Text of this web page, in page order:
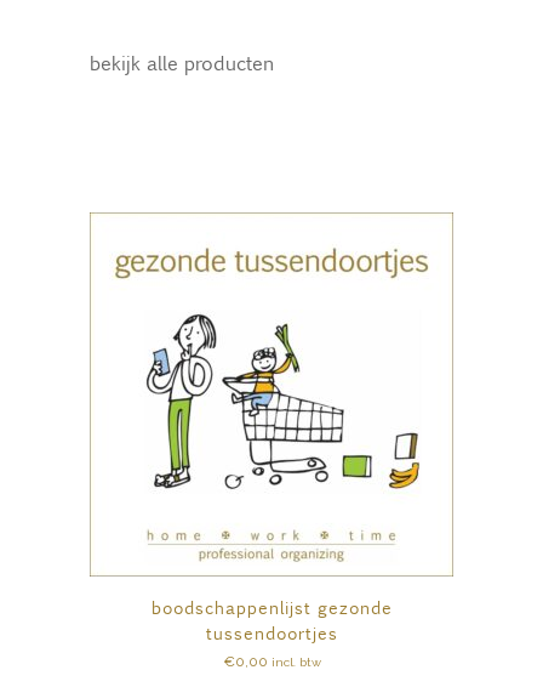
bekijk alle producten
boodschappenlijst gezonde
tussendoortjes
€0,00 incl. btw